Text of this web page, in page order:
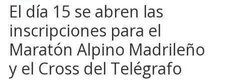
El día 15 se abren las
inscripciones para el
Maratón Alpino Madrileño
y el Cross del Telégrafo